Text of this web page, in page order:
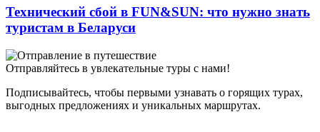
Технический сбой в FUN&SUN: что нужно знать
туристам в Беларуси
Отправляйтесь в увлекательные туры с нами!
Подписывайтесь, чтобы первыми узнавать о горящих турах,
выгодных предложениях и уникальных маршрутах.